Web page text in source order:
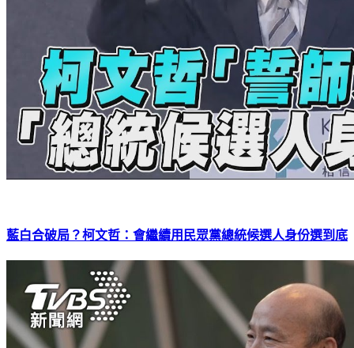
藍白合破局？柯文哲：會繼續用民眾黨總統候選人身份選到底